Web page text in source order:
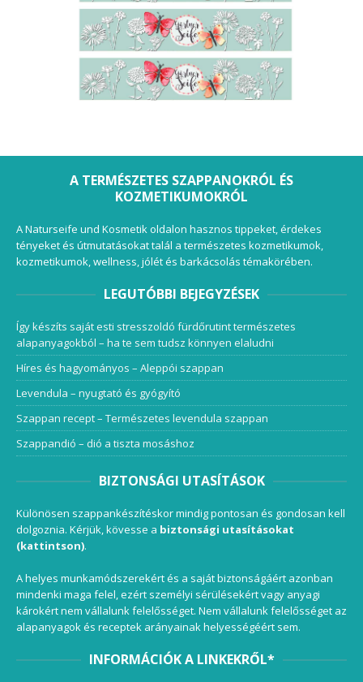
A TERMÉSZETES SZAPPANOKRÓL ÉS
KOZMETIKUMOKRÓL
A Naturseife und Kosmetik oldalon hasznos tippeket, érdekes
tényeket és útmutatásokat talál a természetes kozmetikumok,
kozmetikumok, wellness, jólét és barkácsolás témakörében.
LEGUTÓBBI BEJEGYZÉSEK
Így készíts saját esti stresszoldó fürdőrutint természetes
alapanyagokból – ha te sem tudsz könnyen elaludni
Híres és hagyományos – Aleppói szappan
Levendula – nyugtató és gyógyító
Szappan recept – Természetes levendula szappan
Szappandió – dió a tiszta mosáshoz
BIZTONSÁGI UTASÍTÁSOK
Különösen szappankészítéskor mindig pontosan és gondosan kell
dolgoznia. Kérjük, kövesse a biztonsági utasításokat
(kattintson).
A helyes munkamódszerekért és a saját biztonságáért azonban
mindenki maga felel, ezért személyi sérülésekért vagy anyagi
károkért nem vállalunk felelősséget. Nem vállalunk felelősséget az
alapanyagok és receptek arányainak helyességéért sem.
INFORMÁCIÓK A LINKEKRŐL*